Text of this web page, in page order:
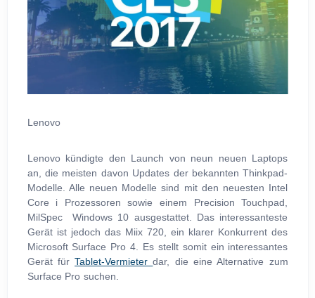
Lenovo
Lenovo kündigte den Launch von neun neuen Laptops
an, die meisten davon Updates der bekannten Thinkpad-
Modelle. Alle neuen Modelle sind mit den neuesten Intel
Core i Prozessoren sowie einem Precision Touchpad,
MilSpec Windows 10 ausgestattet. Das interessanteste
Gerät ist jedoch das Miix 720, ein klarer Konkurrent des
Microsoft Surface Pro 4. Es stellt somit ein interessantes
Gerät fürTablet-Vermieter dar, die eine Alternative zum
Surface Pro suchen.